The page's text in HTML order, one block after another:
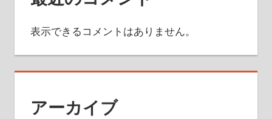
表示できるコメントはありません。
アーカイブ